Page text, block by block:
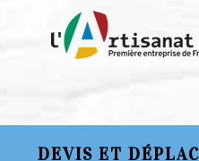
DEVIS ET